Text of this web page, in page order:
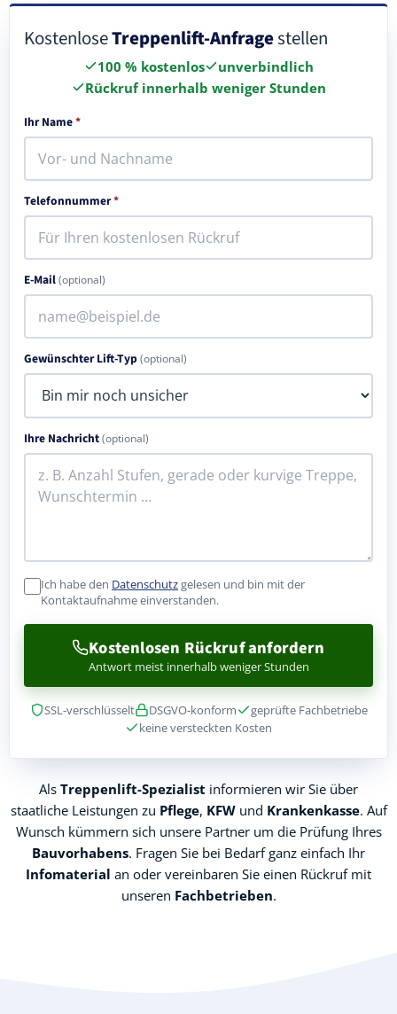
KostenloseTreppenlift-Anfragestellen
100 % kostenlos
unverbindlich
Rückruf innerhalb weniger Stunden
Ihr Name*
Telefonnummer*
E-Mail(optional)
Gewünschter Lift-Typ(optional)
Ihre Nachricht(optional)
Ich habe den Datenschutzgelesen und bin mit der
Kontaktaufnahme einverstanden.
Kostenlosen Rückruf anfordern
Antwort meist innerhalb weniger Stunden
SSL-verschlüsselt DSGVO-konform
geprüfte Fachbetriebe
keine versteckten Kosten
Als Treppenlift-Spezialist informieren wir Sie über
staatliche Leistungen zu Pflege, KFWund Krankenkasse. Auf
Wunsch kümmern sich unsere Partner um die Prüfung Ihres
Bauvorhabens. Fragen Sie bei Bedarf ganz einfach Ihr
Infomaterial an oder vereinbaren Sie einen Rückruf mit
unseren Fachbetrieben.